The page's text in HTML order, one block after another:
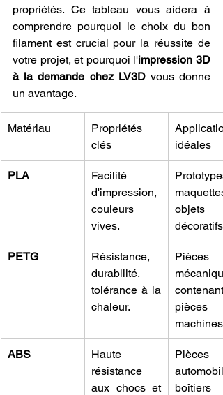
propriétés. Ce tableau vous aidera à
comprendre pourquoi le choix du bon
filament est crucial pour la réussite de
votre projet, et pourquoi l'impression 3D
à la demande chez LV3D vous donne
un avantage.
Matériau
Propriétés
clés
idéales
PLA
Facilité
d'impression,
couleurs
vives.
maquettes,
objets
décoratifs.
PETG
Résistance,
durabilité,
tolérance à la
chaleur.
Pièces
pièces
machines.
ABS
Haute
résistance
aux chocs et
Pièces
boîtiers